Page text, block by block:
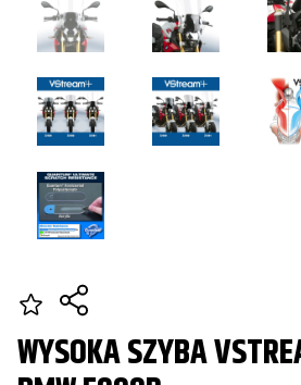
WYSOKA SZYBA